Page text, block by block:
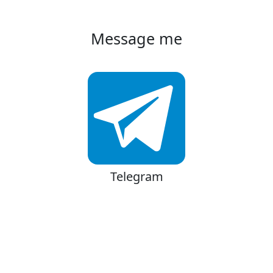
Message me
Telegram